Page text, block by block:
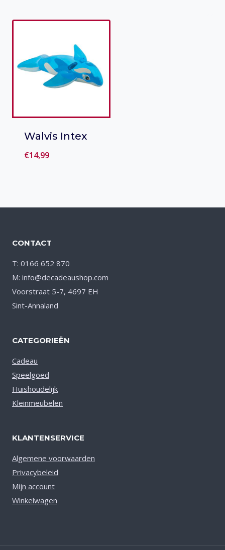
aan verlanglijst
Walvis Intex
€14,99
CONTACT
T: 0166 652 870
M: info@decadeaushop.com
Voorstraat 5-7, 4697 EH
Sint-Annaland
CATEGORIEËN
Cadeau
Speelgoed
Huishoudelijk
Kleinmeubelen
KLANTENSERVICE
Algemene voorwaarden
Privacybeleid
Mijn account
Winkelwagen